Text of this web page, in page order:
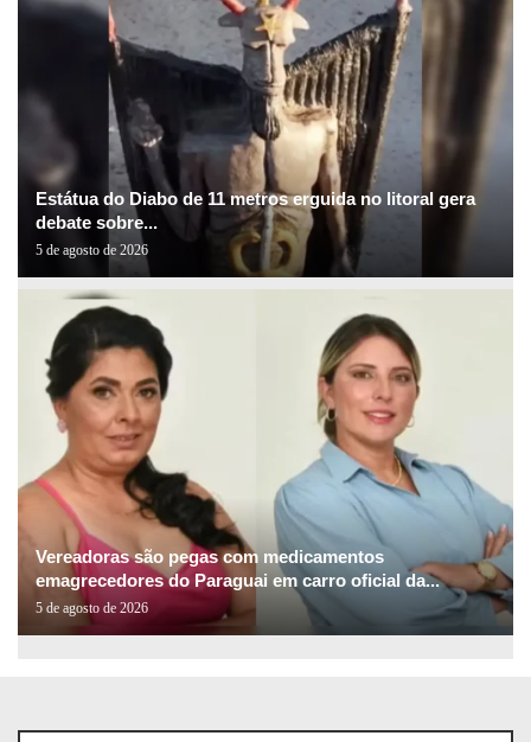
Estátua do Diabo de 11 metros erguida no litoral gera
debate sobre...
5 de agosto de 2026
Vereadoras são pegas com medicamentos
emagrecedores do Paraguai em carro oficial da...
5 de agosto de 2026